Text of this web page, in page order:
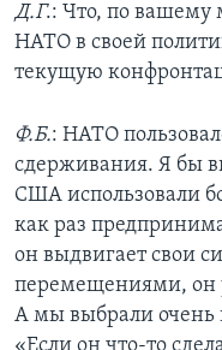
Д.Г.: Что, по вашему
НАТО в своей
текущую
Ф.Б.: НАТО
сдерживания. Я бы
США использовали
как раз
он выдвигает свои
перемещениями, он
А мы выбрали очень